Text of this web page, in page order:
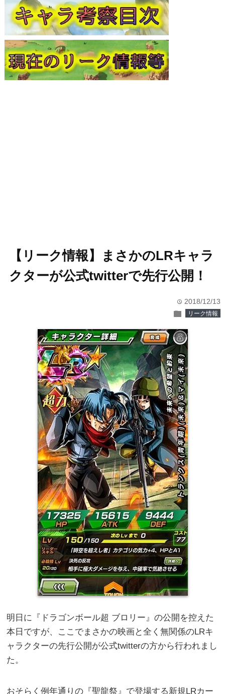
【リーク情報】まさかのLRキャラ
クターが公式twitterで先行公開！
time 2018/12/13
folder リーク情報
明日に『ドラゴンボール超 ブロリー』の公開を控えた
本日ですが、ここでまさかの映画と全く無関係のLRキ
ャラクターの先行公開が公式twitterの方から行われまし
た。
おそらく例年通りの『聖龍祭』で登場する新規LRカー